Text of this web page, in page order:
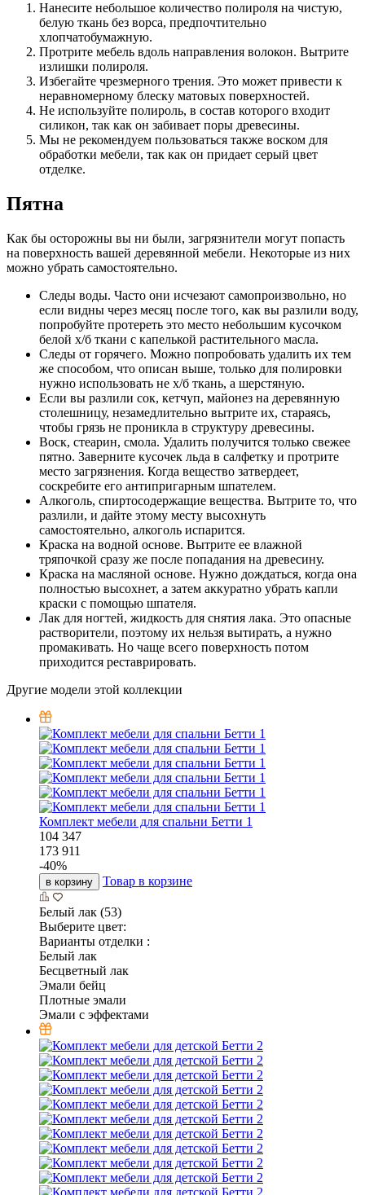
Нанесите небольшое количество полироля на чистую,
белую ткань без ворса, предпочтительно
хлопчатобумажную.
Протрите мебель вдоль направления волокон. Вытрите
излишки полироля.
Избегайте чрезмерного трения. Это может привести к
неравномерному блеску матовых поверхностей.
Не используйте полироль, в состав которого входит
силикон, так как он забивает поры древесины.
Мы не рекомендуем пользоваться также воском для
обработки мебели, так как он придает серый цвет
отделке.
Пятна
Как бы осторожны вы ни были, загрязнители могут попасть
на поверхность вашей деревянной мебели. Некоторые из них
можно убрать самостоятельно.
Следы воды. Часто они исчезают самопроизвольно, но
если видны через месяц после того, как вы разлили воду,
попробуйте протереть это место небольшим кусочком
белой х/б ткани с капелькой растительного масла.
Следы от горячего. Можно попробовать удалить их тем
же способом, что описан выше, только для полировки
нужно использовать не х/б ткань, а шерстяную.
Если вы разлили сок, кетчуп, майонез на деревянную
столешницу, незамедлительно вытрите их, стараясь,
чтобы грязь не проникла в структуру древесины.
Воск, стеарин, смола. Удалить получится только свежее
пятно. Заверните кусочек льда в салфетку и протрите
место загрязнения. Когда вещество затвердеет,
соскребите его антипригарным шпателем.
Алкоголь, спиртосодержащие вещества. Вытрите то, что
разлили, и дайте этому месту высохнуть
самостоятельно, алкоголь испарится.
Краска на водной основе. Вытрите ее влажной
тряпочкой сразу же после попадания на древесину.
Краска на масляной основе. Нужно дождаться, когда она
полностью высохнет, а затем аккуратно убрать капли
краски с помощью шпателя.
Лак для ногтей, жидкость для снятия лака. Это опасные
растворители, поэтому их нельзя вытирать, а нужно
промакивать. Но чаще всего поверхность потом
приходится реставрировать.
Другие модели этой коллекции
Комплект мебели для спальни Бетти 1
104 347
173 911
-40%
в корзину Товар в корзине
Белый лак (53)
Выберите цвет:
Варианты отделки :
Белый лак
Бесцветный лак
Эмали бейц
Плотные эмали
Эмали с эффектами